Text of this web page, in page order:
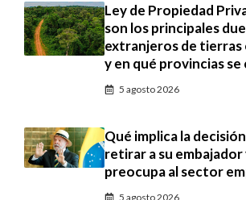
Ley de Propiedad
son los principales
extranjeros de tierras
y en qué provincias
5 agosto 2026
Qué implica la
retirar a su embajador
preocupa al sector
5 agosto 2026